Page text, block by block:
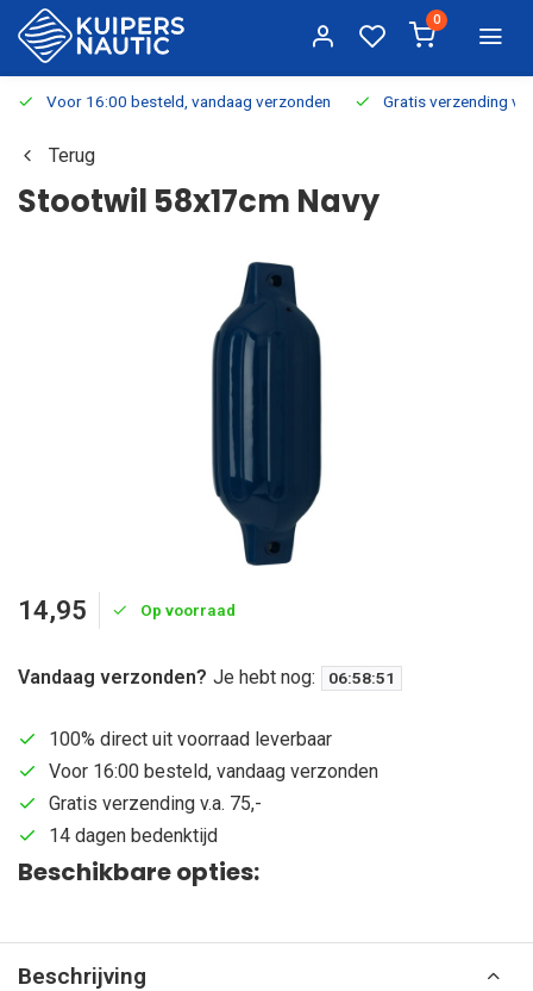
0
Voor 16:00 besteld, vandaag verzonden Gratis verzending
Terug
Stootwil 58x17cm Navy
14,95 Op voorraad
Vandaag verzonden? Je hebt nog: 06:58:50
100% direct uit voorraad leverbaar
Voor 16:00 besteld, vandaag verzonden
Gratis verzending v.a. 75,-
14 dagen bedenktijd
Beschikbare opties:
Beschrijving